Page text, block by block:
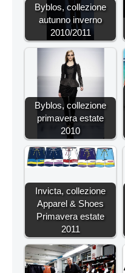
Byblos, collezione
autunno inverno
2010/2011
Byblos, collezione
primavera estate
2010
Invicta, collezione
Apparel & Shoes
Primavera estate
2011